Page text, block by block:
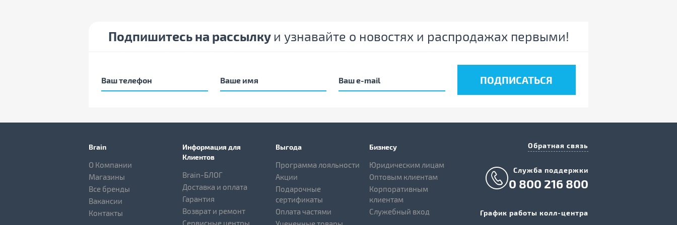
Подпишитесь на рассылку и узнавайте о новостях и распродажах первыми!
Brain
О Компании
Магазины
Все бренды
Вакансии
Контакты
Информация для
Клиентов
Brain-БЛОГ
Доставка и оплата
Гарантия
Возврат и ремонт
Сервисные центры
Выгода
Программа лояльности
Акции
Подарочные
сертификаты
Оплата частями
Бизнесу
Юридическим лицам
Оптовым клиентам
Корпоративным
клиентам
Служебный вход
Обратная связь
Служба поддержки
0 800 216 800
График работы колл-центра